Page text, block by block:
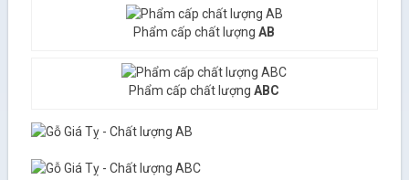
Phẩm cấp chất lượngAB
Phẩm cấp chất lượngABC